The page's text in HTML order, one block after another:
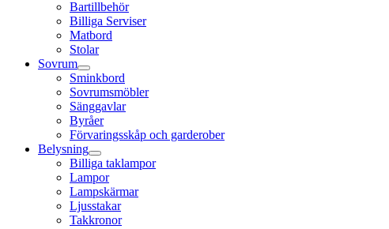
Bartillbehör
Billiga Serviser
Matbord
Stolar
Sovrum
Sminkbord
Sovrumsmöbler
Sänggavlar
Byråer
Förvaringsskåp och garderober
Belysning
Billiga taklampor
Lampor
Lampskärmar
Ljusstakar
Takkronor